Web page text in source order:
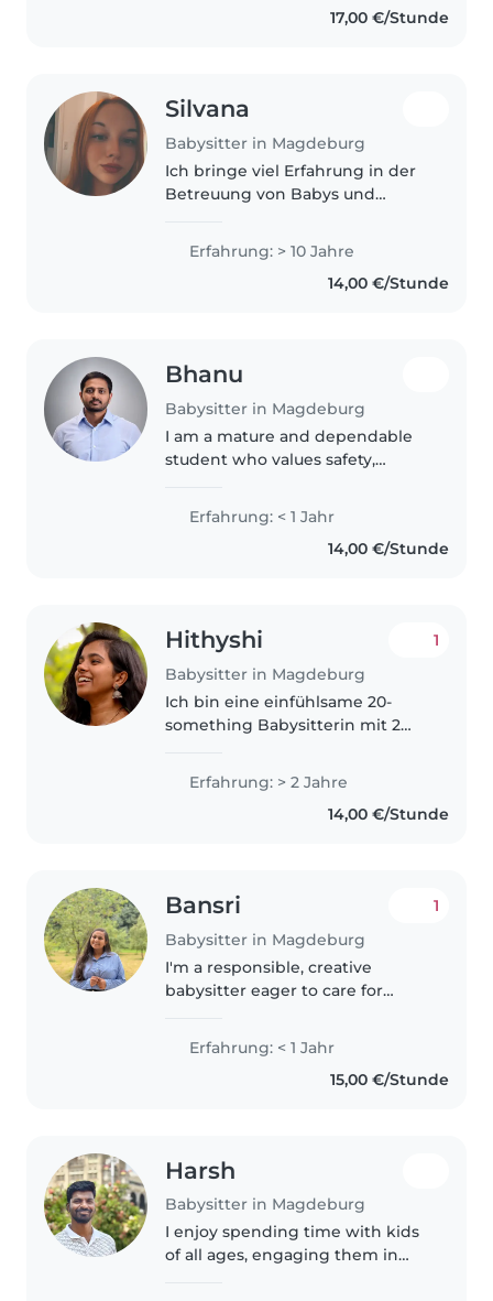
habe ein Jahr in einem17,00 €/Stunde
Silvana
Babysitter in Magdeburg
Ich bringe viel Erfahrung in der
Betreuung von Babys und
Kindern mit speziellen
Bedürfnissen. Ich bin herzlich,
geduldig und habe eine
Erfahrung: > 10 Jahre
14,00 €/Stunde
Bhanu
Babysitter in Magdeburg
I am a mature and dependable
student who values safety,
enjoy supporting families with
childcare.
Erfahrung: < 1 Jahr
14,00 €/Stunde
Hithyshi
Babysitter in Magdeburg
1
Ich bin eine einfühlsame 20-
something Babysitterin mit 2
Betreuung von Kindern jeden
Alters. Ich spreche wenig
Deutsch und fließend Englisch,
Erfahrung: > 2 Jahre
14,00 €/Stunde
Bansri
Babysitter in Magdeburg
1
I'm a responsible, creative
babysitter eager to care for
with first aid certification and
experience in drawing, crafts,
Erfahrung: < 1 Jahr
15,00 €/Stunde
Harsh
Babysitter in Magdeburg
I enjoy spending time with kids
of all ages, engaging them in